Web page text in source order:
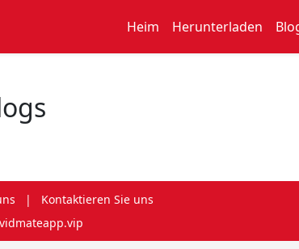
Heim Herunterladen
|
Kontaktieren Sie uns